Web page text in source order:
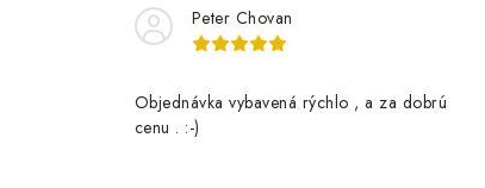
Peter Chovan
Objednávka vybavená rýchlo , a za dobrú
cenu . :-)